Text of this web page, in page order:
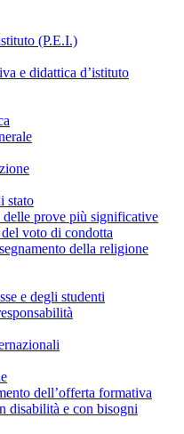
(P.E.I.)
e didattica d’istituto
stato
prove più significative
voto di condotta
della religione
e degli studenti
dell’offerta formativa
disabilità e con bisogni